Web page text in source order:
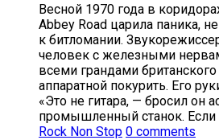
Весной 1970 года в
Abbey Road царила паника,
к битломании.
человек с железными
всеми грандами
аппаратной покурить. Его
«Это не гитара, — бросил он
промышленный станок.
Rock Non Stop 0 comments